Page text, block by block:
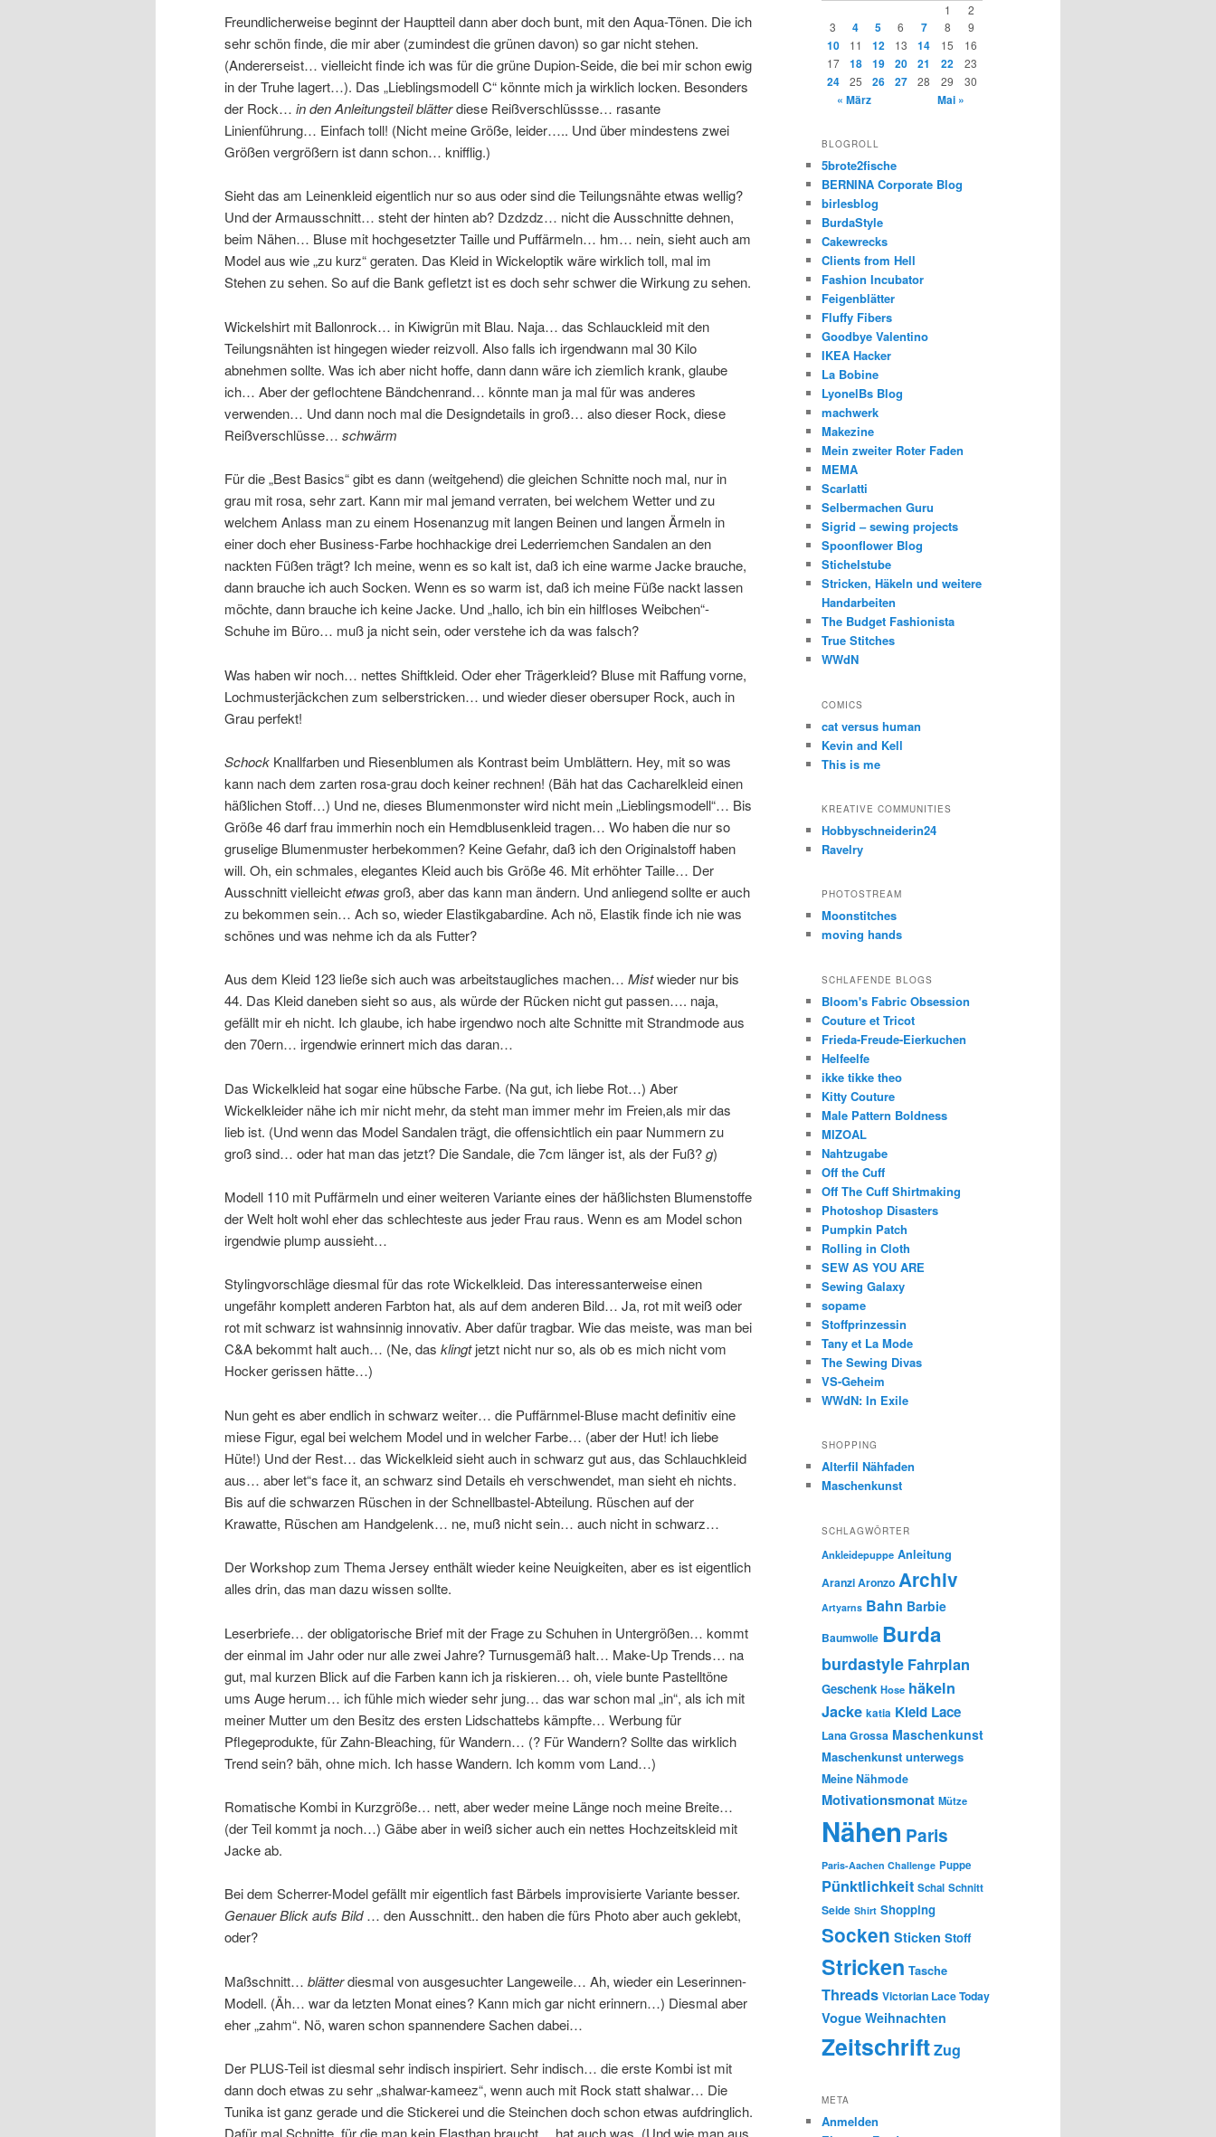
Freundlicherweise beginnt der Hauptteil dann aber doch bunt, mit den Aqua-Tönen. Die ich
sehr schön finde, die mir aber (zumindest die grünen davon) so gar nicht stehen.
(Andererseist… vielleicht finde ich was für die grüne Dupion-Seide, die bei mir schon ewig
in der Truhe lagert…). Das „Lieblingsmodell C“ könnte mich ja wirklich locken. Besonders
der Rock… in den Anleitungsteil blätterdiese Reißverschlüssse… rasante
Linienführung… Einfach toll! (Nicht meine Größe, leider….. Und über mindestens zwei
Größen vergrößern ist dann schon… knifflig.)
Sieht das am Leinenkleid eigentlich nur so aus oder sind die Teilungsnähte etwas wellig?
Und der Armausschnitt… steht der hinten ab? Dzdzdz… nicht die Ausschnitte dehnen,
beim Nähen… Bluse mit hochgesetzter Taille und Puffärmeln… hm… nein, sieht auch am
Model aus wie „zu kurz“ geraten. Das Kleid in Wickeloptik wäre wirklich toll, mal im
Stehen zu sehen. So auf die Bank gefletzt ist es doch sehr schwer die Wirkung zu sehen.
Wickelshirt mit Ballonrock… in Kiwigrün mit Blau. Naja… das Schlauckleid mit den
Teilungsnähten ist hingegen wieder reizvoll. Also falls ich irgendwann mal 30 Kilo
abnehmen sollte. Was ich aber nicht hoffe, dann dann wäre ich ziemlich krank, glaube
ich… Aber der geflochtene Bändchenrand… könnte man ja mal für was anderes
verwenden… Und dann noch mal die Designdetails in groß… also dieser Rock, diese
Reißverschlüsse… schwärm
Für die „Best Basics“ gibt es dann (weitgehend) die gleichen Schnitte noch mal, nur in
grau mit rosa, sehr zart. Kann mir mal jemand verraten, bei welchem Wetter und zu
welchem Anlass man zu einem Hosenanzug mit langen Beinen und langen Ärmeln in
einer doch eher Business-Farbe hochhackige drei Lederriemchen Sandalen an den
nackten Füßen trägt? Ich meine, wenn es so kalt ist, daß ich eine warme Jacke brauche,
dann brauche ich auch Socken. Wenn es so warm ist, daß ich meine Füße nackt lassen
möchte, dann brauche ich keine Jacke. Und „hallo, ich bin ein hilfloses Weibchen“-
Schuhe im Büro… muß ja nicht sein, oder verstehe ich da was falsch?
Was haben wir noch… nettes Shiftkleid. Oder eher Trägerkleid? Bluse mit Raffung vorne,
Lochmusterjäckchen zum selberstricken… und wieder dieser obersuper Rock, auch in
Grau perfekt!
Schock Knallfarben und Riesenblumen als Kontrast beim Umblättern. Hey, mit so was
kann nach dem zarten rosa-grau doch keiner rechnen! (Bäh hat das Cacharelkleid einen
häßlichen Stoff…) Und ne, dieses Blumenmonster wird nicht mein „Lieblingsmodell“… Bis
Größe 46 darf frau immerhin noch ein Hemdblusenkleid tragen… Wo haben die nur so
gruselige Blumenmuster herbekommen? Keine Gefahr, daß ich den Originalstoff haben
will. Oh, ein schmales, elegantes Kleid auch bis Größe 46. Mit erhöhter Taille… Der
Ausschnitt vielleichtetwas groß, aber das kann man ändern. Und anliegend sollte er auch
zu bekommen sein… Ach so, wieder Elastikgabardine. Ach nö, Elastik finde ich nie was
schönes und was nehme ich da als Futter?
Aus dem Kleid 123 ließe sich auch was arbeitstaugliches machen… Mistwieder nur bis
44. Das Kleid daneben sieht so aus, als würde der Rücken nicht gut passen…. naja,
gefällt mir eh nicht. Ich glaube, ich habe irgendwo noch alte Schnitte mit Strandmode aus
den 70ern… irgendwie erinnert mich das daran…
Das Wickelkleid hat sogar eine hübsche Farbe. (Na gut, ich liebe Rot…) Aber
Wickelkleider nähe ich mir nicht mehr, da steht man immer mehr im Freien,als mir das
lieb ist. (Und wenn das Model Sandalen trägt, die offensichtlich ein paar Nummern zu
groß sind… oder hat man das jetzt? Die Sandale, die 7cm länger ist, als der Fuß?g)
Modell 110 mit Puffärmeln und einer weiteren Variante eines der häßlichsten Blumenstoffe
der Welt holt wohl eher das schlechteste aus jeder Frau raus. Wenn es am Model schon
irgendwie plump aussieht…
Stylingvorschläge diesmal für das rote Wickelkleid. Das interessanterweise einen
ungefähr komplett anderen Farbton hat, als auf dem anderen Bild… Ja, rot mit weiß oder
rot mit schwarz ist wahnsinnig innovativ. Aber dafür tragbar. Wie das meiste, was man bei
C&A bekommt halt auch… (Ne, das klingtjetzt nicht nur so, als ob es mich nicht vom
Hocker gerissen hätte…)
Nun geht es aber endlich in schwarz weiter… die Puffärnmel-Bluse macht definitiv eine
miese Figur, egal bei welchem Model und in welcher Farbe… (aber der Hut! ich liebe
Hüte!) Und der Rest… das Wickelkleid sieht auch in schwarz gut aus, das Schlauchkleid
aus… aber let“s face it, an schwarz sind Details eh verschwendet, man sieht eh nichts.
Bis auf die schwarzen Rüschen in der Schnellbastel-Abteilung. Rüschen auf der
Krawatte, Rüschen am Handgelenk… ne, muß nicht sein… auch nicht in schwarz…
Der Workshop zum Thema Jersey enthält wieder keine Neuigkeiten, aber es ist eigentlich
alles drin, das man dazu wissen sollte.
Leserbriefe… der obligatorische Brief mit der Frage zu Schuhen in Untergrößen… kommt
der einmal im Jahr oder nur alle zwei Jahre? Turnusgemäß halt… Make-Up Trends… na
gut, mal kurzen Blick auf die Farben kann ich ja riskieren… oh, viele bunte Pastelltöne
ums Auge herum… ich fühle mich wieder sehr jung… das war schon mal „in“, als ich mit
meiner Mutter um den Besitz des ersten Lidschattebs kämpfte… Werbung für
Pflegeprodukte, für Zahn-Bleaching, für Wandern… (? Für Wandern? Sollte das wirklich
Trend sein? bäh, ohne mich. Ich hasse Wandern. Ich komm vom Land…)
Romatische Kombi in Kurzgröße… nett, aber weder meine Länge noch meine Breite…
(der Teil kommt ja noch…) Gäbe aber in weiß sicher auch ein nettes Hochzeitskleid mit
Jacke ab.
Bei dem Scherrer-Model gefällt mir eigentlich fast Bärbels improvisierte Variante besser.
Genauer Blick aufs Bild… den Ausschnitt.. den haben die fürs Photo aber auch geklebt,
oder?
Maßschnitt… blätterdiesmal von ausgesuchter Langeweile… Ah, wieder ein Leserinnen-
Modell. (Äh… war da letzten Monat eines? Kann mich gar nicht erinnern…) Diesmal aber
eher „zahm“. Nö, waren schon spannendere Sachen dabei…
Der PLUS-Teil ist diesmal sehr indisch inspiriert. Sehr indisch… die erste Kombi ist mit
dann doch etwas zu sehr „shalwar-kameez“, wenn auch mit Rock statt shalwar… Die
Tunika ist ganz gerade und die Stickerei und die Steinchen doch schon etwas aufdringlich.
Dafür mal Schnitte, für die man kein Elasthan braucht… hat auch was. (Und wie man aus
1
2
3
4 5 6 7 8 9
10 11 12 13 14 15
16
17
18 19 20 21 22 23
24 25 26 27 28 29 30
« März Mai »
BLOGROLL
5brote2fische
BERNINA Corporate Blog
birlesblog
BurdaStyle
Cakewrecks
Clients from Hell
Fashion Incubator
Feigenblätter
Fluffy Fibers
Goodbye Valentino
IKEA Hacker
La Bobine
LyonelBs Blog
machwerk
Makezine
Mein zweiter Roter Faden
MEMA
Scarlatti
Selbermachen Guru
Sigrid – sewing projects
Spoonflower Blog
Stichelstube
Stricken, Häkeln und weitere
Handarbeiten
The Budget Fashionista
True Stitches
WWdN
COMICS
cat versus human
Kevin and Kell
This is me
KREATIVE COMMUNITIES
Hobbyschneiderin24
Ravelry
PHOTOSTREAM
Moonstitches
moving hands
SCHLAFENDE BLOGS
Bloom's Fabric Obsession
Couture et Tricot
Frieda-Freude-Eierkuchen
Helfeelfe
ikke tikke theo
Kitty Couture
Male Pattern Boldness
MIZOAL
Nahtzugabe
Off the Cuff
Off The Cuff Shirtmaking
Photoshop Disasters
Pumpkin Patch
Rolling in Cloth
SEW AS YOU ARE
Sewing Galaxy
sopame
Stoffprinzessin
Tany et La Mode
The Sewing Divas
VS-Geheim
WWdN: In Exile
SHOPPING
Alterfil Nähfaden
Maschenkunst
SCHLAGWÖRTER
Ankleidepuppe Anleitung
Aranzi Aronzo Archiv
Artyarns Bahn Barbie
Baumwolle Burda
burdastyle Fahrplan
Geschenk Hose häkeln
Jacke katia Kleid Lace
Lana Grossa Maschenkunst
Maschenkunst unterwegs
Meine Nähmode
Motivationsmonat Mütze
Nähen Paris
Paris-Aachen Challenge Puppe
Pünktlichkeit Schal Schnitt
Seide Shirt Shopping
Socken Sticken Stoff
Stricken Tasche
Threads Victorian Lace Today
Vogue Weihnachten
ZeitschriftZug
META
Anmelden